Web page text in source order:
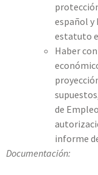
español y
estatuto
Haber
de
informe
Documentación: